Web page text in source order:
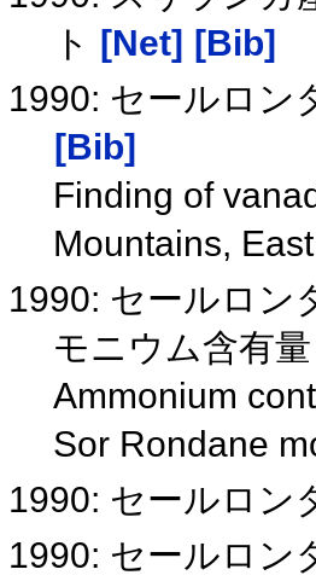
ト [Net] [Bib]
1990: セールロン
[Bib]
Finding of
Mountains,
1990: セールロン
モニウム含有量
Ammonium
Sor Rondane
1990: セールロン
1990: セールロン